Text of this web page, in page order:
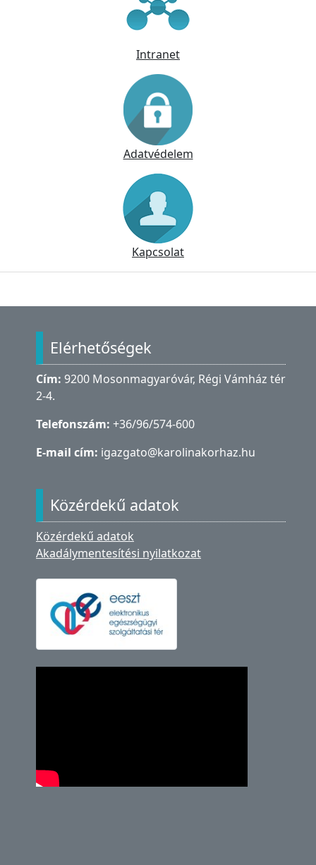
Intranet
Adatvédelem
Kapcsolat
Elérhetőségek
Cím: 9200 Mosonmagyaróvár, Régi Vámház tér
2-4.
Telefonszám: +36/96/574-600
E-mail cím: igazgato@karolinakorhaz.hu
Közérdekű adatok
Közérdekű adatok
Akadálymentesítési nyilatkozat